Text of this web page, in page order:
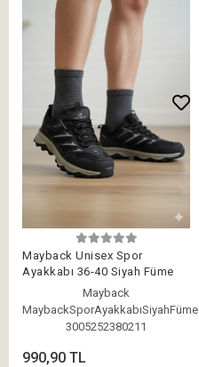
Mayback Unisex Spor
Ayakkabı 36-40 Siyah Füme
Mayback
MaybackSporAyakkabıSiyahFüme
3005252380211
990,90 TL